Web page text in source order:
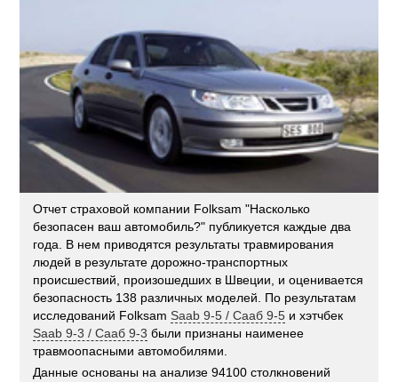
Отчет страховой компании Folksam "Насколько
безопасен ваш автомобиль?" публикуется каждые два
года. В нем приводятся результаты травмирования
людей в результате дорожно-транспортных
происшествий, произошедших в Швеции, и оценивается
безопасность 138 различных моделей. По результатам
исследований Folksam Saab 9-5 / Сааб 9-5 и хэтчбек
Saab 9-3 / Сааб 9-3 были признаны наименее
травмоопасными автомобилями.
Данные основаны на анализе 94100 столкновений